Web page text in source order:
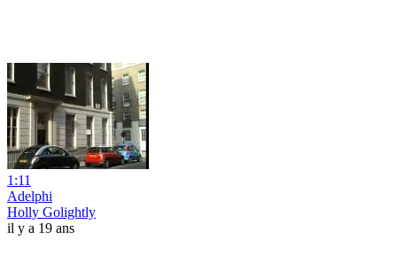
1:11
Adelphi
Holly Golightly
il y a 19 ans